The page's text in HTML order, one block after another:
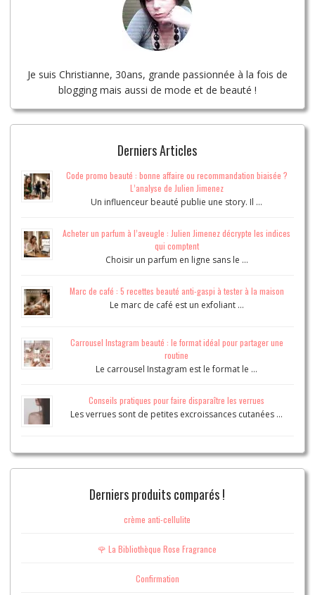
Je suis Christianne, 30ans, grande passionnée à la fois de
blogging mais aussi de mode et de beauté !
Derniers Articles
Code promo beauté : bonne affaire ou recommandation biaisée ?
L’analyse de Julien Jimenez
Un influenceur beauté publie une story. Il …
Acheter un parfum à l’aveugle : Julien Jimenez décrypte les indices
qui comptent
Choisir un parfum en ligne sans le …
Marc de café : 5 recettes beauté anti-gaspi à tester à la maison
Le marc de café est un exfoliant …
Carrousel Instagram beauté : le format idéal pour partager une
routine
Le carrousel Instagram est le format le …
Conseils pratiques pour faire disparaître les verrues
Les verrues sont de petites excroissances cutanées …
Derniers produits comparés !
crème anti-cellulite
🌹 La Bibliothèque Rose Fragrance
Confirmation